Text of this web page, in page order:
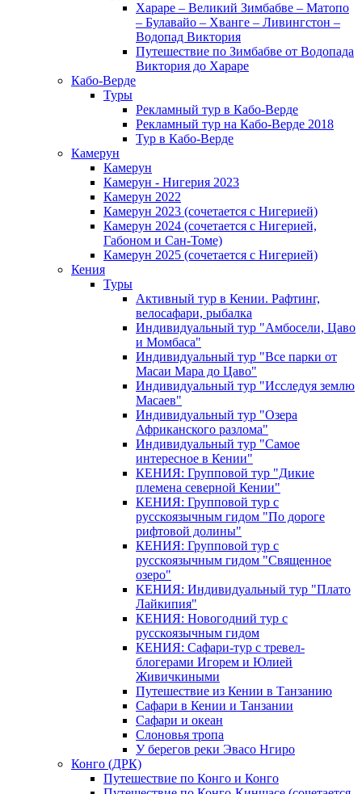
Хараре – Великий Зимбабве – Матопо
– Булавайо – Хванге – Ливингстон –
Водопад Виктория
Путешествие по Зимбабве от Водопада
Виктория до Хараре
Кабо-Верде
Туры
Рекламный тур в Кабо-Верде
Рекламный тур на Кабо-Верде 2018
Тур в Кабо-Верде
Камерун
Камерун
Камерун - Нигерия 2023
Камерун 2022
Камерун 2023 (сочетается с Нигерией)
Камерун 2024 (сочетается с Нигерией,
Габоном и Сан-Томе)
Камерун 2025 (сочетается с Нигерией)
Кения
Туры
Активный тур в Кении. Рафтинг,
велосафари, рыбалка
Индивидуальный тур "Амбосели, Цаво
и Момбаса"
Индивидуальный тур "Все парки от
Масаи Мара до Цаво"
Индивидуальный тур "Исследуя землю
Масаев"
Индивидуальный тур "Озера
Африканского разлома"
Индивидуальный тур "Самое
интересное в Кении"
КЕНИЯ: Групповой тур "Дикие
племена северной Кении"
КЕНИЯ: Групповой тур с
русскоязычным гидом "По дороге
рифтовой долины"
КЕНИЯ: Групповой тур с
русскоязычным гидом "Священное
озеро"
КЕНИЯ: Индивидуальный тур "Плато
Лайкипия"
КЕНИЯ: Новогодний тур с
русскоязычным гидом
КЕНИЯ: Сафари-тур с тревел-
блогерами Игорем и Юлией
Живичкиными
Путешествие из Кении в Танзанию
Сафари в Кении и Танзании
Сафари и океан
Слоновья тропа
У берегов реки Эвасо Нгиро
Конго (ДРК)
Путешествие по Конго и Конго